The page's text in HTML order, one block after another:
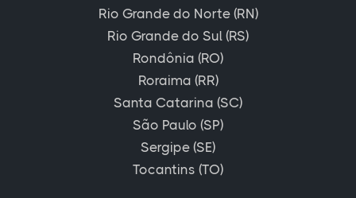
Rio Grande do Norte (RN)
Rio Grande do Sul (RS)
Rondônia (RO)
Roraima (RR)
Santa Catarina (SC)
São Paulo (SP)
Sergipe (SE)
Tocantins (TO)